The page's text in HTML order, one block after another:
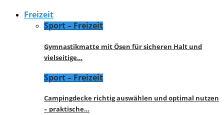
Freizeit
Sport – Freizeit
Gymnastikmatte mit Ösen für sicheren Halt und
vielseitige…
Sport – Freizeit
Campingdecke richtig auswählen und optimal nutzen
– praktische…